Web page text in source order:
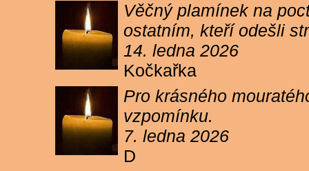
Věčný plamínek na
ostatním, kteří odešli
14. ledna 2026
Kočkařka
Pro krásného
vzpomínku.
7. ledna 2026
D